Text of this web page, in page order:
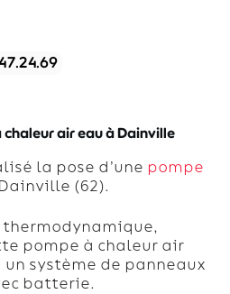
air eau à Dainville
la pose d’une pompe
(62).
thermodynamique,
pompe à chaleur air
système de panneaux
batterie.